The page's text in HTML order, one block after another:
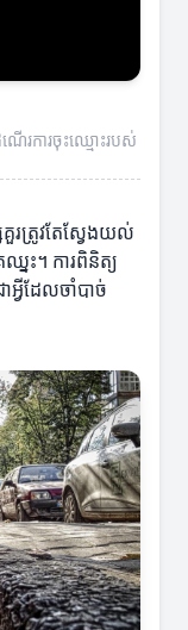
រការចុះឈ្មោះរបស់
ត្រូវតែស្វែងយល់
ះ។ ការពិនិត្យ
អ្វីដែលចាំបាច់